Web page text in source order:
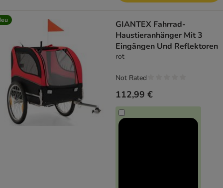
GIANTEX Fahrrad-
Haustieranhänger Mit 3
Eingängen Und Reflektoren
rot
112,99 €
Not Rated